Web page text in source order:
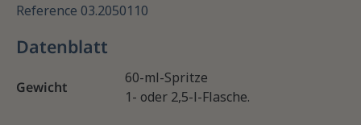
Reference 03.2050110
Datenblatt
Gewicht
60-ml-Spritze
1- oder 2,5-l-Flasche.